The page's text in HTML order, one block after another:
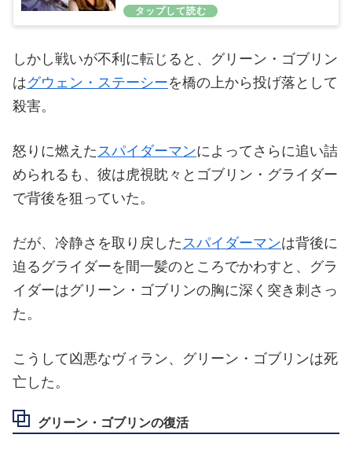
しかし戦いが不利に転じると、グリーン・ゴブリン
はグウェン・ステーシーを橋の上から投げ落として
殺害。
怒りに燃えたスパイダーマンによってさらに追い詰
められるも、彼は虎視眈々とゴブリン・グライダー
で背後を狙っていた。
だが、冷静さを取り戻したスパイダーマンは背後に
迫るグライダーを間一髪のところでかわすと、グラ
イダーはグリーン・ゴブリンの胸に深く突き刺さっ
た。
こうして凶悪なヴィラン、グリーン・ゴブリンは死
亡した。
グリーン・ゴブリンの復活